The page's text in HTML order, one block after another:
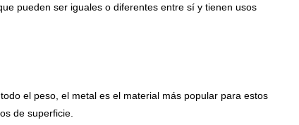
pueden ser iguales o diferentes entre sí y tienen usos
el peso, el metal es el material más popular para estos
de superficie.